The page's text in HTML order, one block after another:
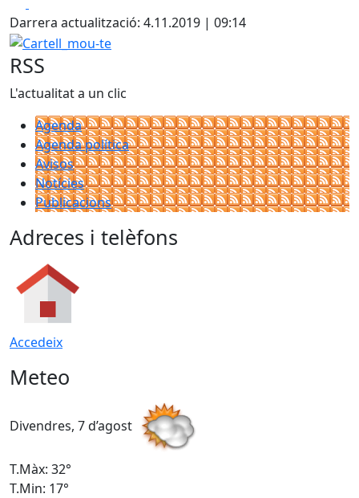
Darrera actualització: 4.11.2019 | 09:14
Cartell_mou-te
RSS
L'actualitat a un clic
Agenda
Agenda política
Avisos
Notícies
Publicacions
Adreces i telèfons
Accedeix
Meteo
Divendres, 7 d’agost
T.Màx: 32°
T.Min: 17°